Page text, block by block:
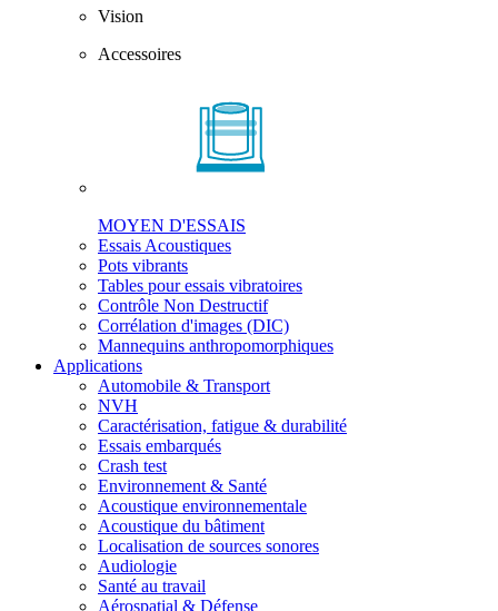
Vision
Accessoires
MOYEN D'ESSAIS
Essais Acoustiques
Pots vibrants
Tables pour essais vibratoires
Contrôle Non Destructif
Corrélation d'images (DIC)
Mannequins anthropomorphiques
Applications
Automobile & Transport
NVH
Caractérisation, fatigue & durabilité
Essais embarqués
Crash test
Environnement & Santé
Acoustique environnementale
Acoustique du bâtiment
Localisation de sources sonores
Audiologie
Santé au travail
Aérospatial & Défense